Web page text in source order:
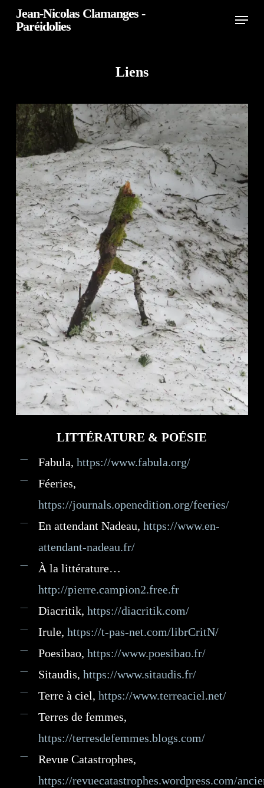
SkipJean-Nicolas Clamanges -
Paréidolies
Menu
Liens
LITTÉRATURE & POÉSIE
Fabula, https://www.fabula.org/
Féeries,
https://journals.openedition.org/feeries/
En attendant Nadeau, https://www.en-
attendant-nadeau.fr/
À la littérature…
http://pierre.campion2.free.fr
Diacritik, https://diacritik.com/
Irule, https://t-pas-net.com/librCritN/
Poesibao, https://www.poesibao.fr/
Sitaudis, https://www.sitaudis.fr/
Terre à ciel, https://www.terreaciel.net/
Terres de femmes,
https://terresdefemmes.blogs.com/
Revue Catastrophes,
https://revuecatastrophes.wordpress.com/